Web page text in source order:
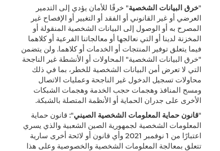
"خرق البيانات الشخصية" خرقًا للأمان يؤدي إلى التدمير
العرضي أو غير القانوني أو الفقد أو التغيير أو الإفصاح غير
المصرح به أو الوصول إلى البيانات الشخصية المنقولة أو
المخزنة لدينا أو التي نعالجها أو معالجاتنا الفرعية أو كلاهما
فيما يتعلق توفير المنتجات أو الخدمات أو كلاهما. ولن يتضمن
"خرق البيانات الشخصية" المحاولات أو الأنشطة غير الناجحة
التي لا تعرض أمن البيانات الشخصية للخطر، بما في ذلك
محاولات تسجيل الدخول غير الناجحة وعمليات الاتصال
ومسح المنافذ وهجمات حجب الخدمة وهجمات الشبكات
الأخرى على جدران الحماية أو الأنظمة المتصلة بالشبكة.
"قانون حماية المعلومات الشخصية الصيني": قانون حماية
المعلومات الشخصية لجمهورية الصين الشعبية والذي يسري
اعتبارًا من 1 نوفمبر 2021 وأي قانون أو لائحة أخرى سارية
تتعلق بمعالجة المعلومات الشخصية والخصوصية وعلى هذا